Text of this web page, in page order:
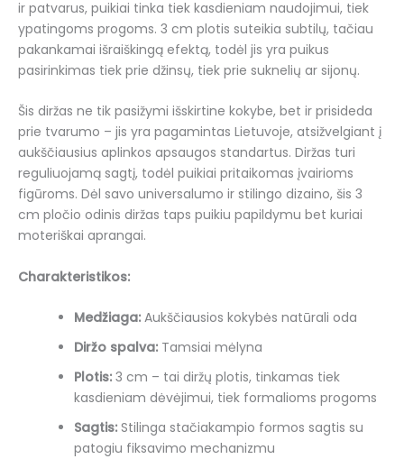
ir patvarus, puikiai tinka tiek kasdieniam naudojimui, tiek
ypatingoms progoms. 3 cm plotis suteikia subtilų, tačiau
pakankamai išraiškingą efektą, todėl jis yra puikus
pasirinkimas tiek prie džinsų, tiek prie suknelių ar sijonų.
Šis diržas ne tik pasižymi išskirtine kokybe, bet ir prisideda
prie tvarumo – jis yra pagamintas Lietuvoje, atsižvelgiant į
aukščiausius aplinkos apsaugos standartus. Diržas turi
reguliuojamą sagtį, todėl puikiai pritaikomas įvairioms
figūroms. Dėl savo universalumo ir stilingo dizaino, šis 3
cm pločio odinis diržas taps puikiu papildymu bet kuriai
moteriškai aprangai.
Charakteristikos:
Medžiaga: Aukščiausios kokybės natūrali oda
Diržo spalva: Tamsiai mėlyna
Plotis: 3 cm – tai diržų plotis, tinkamas tiek
kasdieniam dėvėjimui, tiek formalioms progoms
Sagtis: Stilinga stačiakampio formos sagtis su
patogiu fiksavimo mechanizmu